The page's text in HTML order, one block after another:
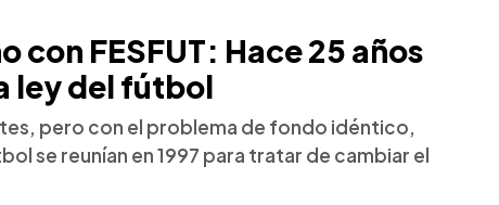
con FESFUT: Hace 25 años
ley del fútbol
pero con el problema de fondo idéntico,
se reunían en 1997 para tratar de cambiar el